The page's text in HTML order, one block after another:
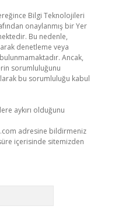
Bilgi Teknolojileri
onaylanmış bir Yer
Bu nedenle,
denetleme veya
Ancak,
sorumluluğunu
bu sorumluluğu kabul
aykırı olduğunu
adresine bildirmeniz
içerisinde sitemizden